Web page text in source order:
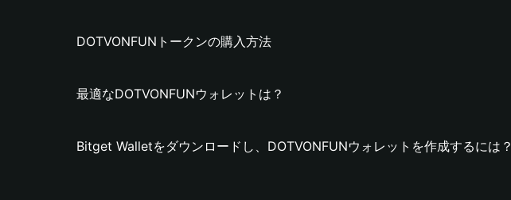
DOTVONFUNトークンの購入方法
最適なDOTVONFUNウォレットは？
Bitget Walletをダウンロードし、DOTVONFUNウォレットを作成するには？